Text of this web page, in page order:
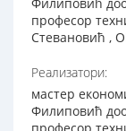
професор
Стевановић ,
Реализатори:
мастер
Филиповић